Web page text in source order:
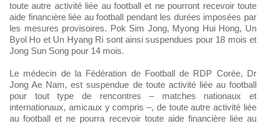
toute autre activité liée au football et ne pourront recevoir toute
aide financière liée au football pendant les durées imposées par
les mesures provisoires. Pok Sim Jong, Myong Hui Hong, Un
Byol Ho et Un Hyang Ri sont ainsi suspendues pour 18 mois et
Jong Sun Song pour 14 mois.
Le médecin de la Fédération de Football de RDP Corée, Dr
Jong Ae Nam, est suspendue de toute activité liée au football
pour tout type de rencontres – matches nationaux et
internationaux, amicaux y compris –, de toute autre activité liée
au football et ne pourra recevoir toute aide financière liée au